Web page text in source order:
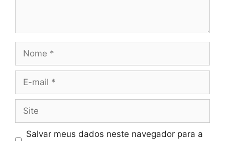
Nome
Site
Salvar meus dados neste navegador para a